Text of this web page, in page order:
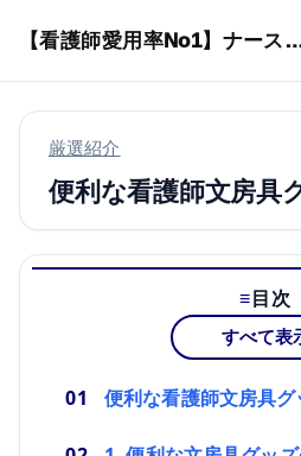
【看護師愛用率No1】ナースリーで
厳選紹介
便利な看護師文房具
目次
すべて表
便利な看護師文房具グ